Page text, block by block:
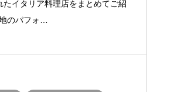
たイタリア料理店をまとめてご紹
のパフォ…